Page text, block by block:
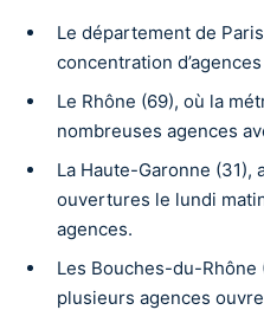
Le département de
concentration
Le Rhône (69), où la
nombreuses agences
La Haute-Garonne (31),
ouvertures le lundi
agences.
Les Bouches-du-Rhône
plusieurs agences